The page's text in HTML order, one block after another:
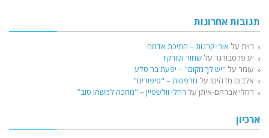
תגובות אחרונות
רוית על אורי קרנות – חתיכת אדמה
יע פרסבורגר על שחור וטורקיז
עומר על "יש לךָ מקום" – יפעת בר סלע
אלבום מדהים! על מרפסות – "סיפורים"
רחלי אברהם-איתן על רחלי וולשטיין – "מחכה למשהו טוב"
ארכיון